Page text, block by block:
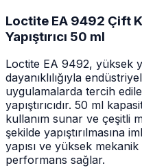
Loctite EA 9492 Çift
Yapıştırıcı 50 ml
Loctite EA 9492, yüksek
dayanıklılığıyla
uygulamalarda tercih
yapıştırıcıdır. 50 ml
kullanım sunar ve çeşitli
şekilde yapıştırılmasına
yapısı ve yüksek
performans sağlar.